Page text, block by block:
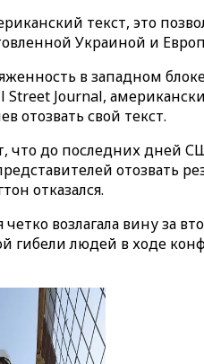
текст, это
Украиной и
в западном
Journal,
отозвать свой текст.
до последних дней
отозвать
отказался.
четко возлагала вину
гибели людей в ходе